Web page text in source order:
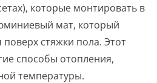
которые монтировать в
мат, который
стяжки пола. Этот
способы отопления,
температуры.